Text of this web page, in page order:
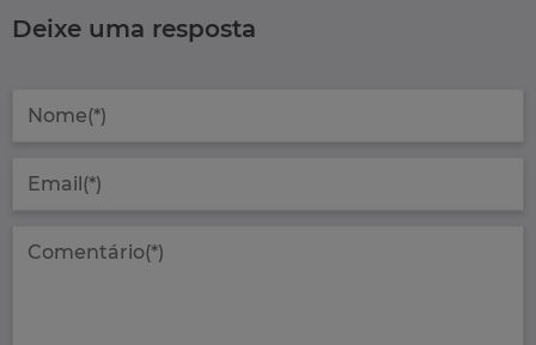
Deixe uma resposta